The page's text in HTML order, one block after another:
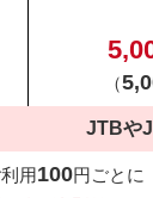
（
JTBや
用100円ごとに